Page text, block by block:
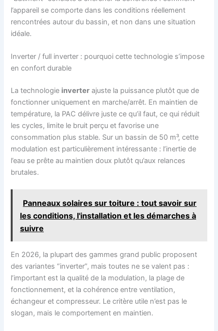
l’appareil se comporte dans les conditions réellement
rencontrées autour du bassin, et non dans une situation
idéale.
Inverter / full inverter : pourquoi cette technologie s’impose
en confort durable
La technologie inverter ajuste la puissance plutôt que de
fonctionner uniquement en marche/arrêt. En maintien de
température, la PAC délivre juste ce qu’il faut, ce qui réduit
les cycles, limite le bruit perçu et favorise une
consommation plus stable. Sur un bassin de 50 m³, cette
modulation est particulièrement intéressante : l’inertie de
l’eau se prête au maintien doux plutôt qu’aux relances
brutales.
Panneaux solaires sur toiture : tout savoir sur
les conditions, l'installation et les démarches à
suivre
En 2026, la plupart des gammes grand public proposent
des variantes “inverter”, mais toutes ne se valent pas :
l’important est la qualité de la modulation, la plage de
fonctionnement, et la cohérence entre ventilation,
échangeur et compresseur. Le critère utile n’est pas le
slogan, mais le comportement en maintien.